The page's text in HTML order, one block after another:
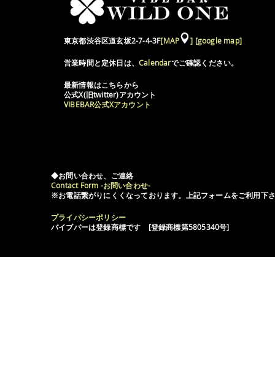
東京都渋谷区道玄坂2-7-4-3F[MAP ] [google map]
営業時間と定休日は、 Calendarでご確認ください。
最新情報はこちらから
公式X(旧twitter)アカウント
VIBEBAR公式Xアカウント
◆お問い合わせ、ご連絡
Contact Form -お問い合わせ-
※お電話繋がりにくくなっております。上記フォームをご利用下
プライバシーポリシー
バイブバーは登録商標です [登録商標第5805340号]